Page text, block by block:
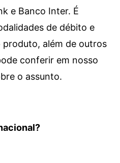
e Banco Inter. É
de débito e
além de outros
conferir em nosso
o assunto.